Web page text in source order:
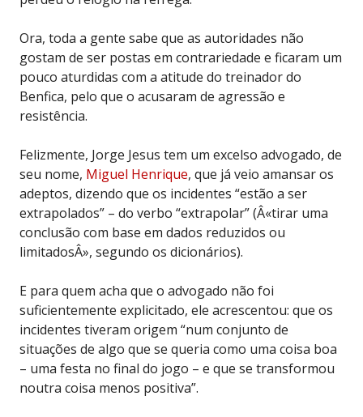
Ora, toda a gente sabe que as autoridades não
gostam de ser postas em contrariedade e ficaram um
pouco aturdidas com a atitude do treinador do
Benfica, pelo que o acusaram de agressão e
resistência.
Felizmente, Jorge Jesus tem um excelso advogado, de
seu nome, Miguel Henrique, que já veio amansar os
adeptos, dizendo que os incidentes “estão a ser
extrapolados” – do verbo “extrapolar” (Â«tirar uma
conclusão com base em dados reduzidos ou
limitadosÂ», segundo os dicionários).
E para quem acha que o advogado não foi
suficientemente explicitado, ele acrescentou: que os
incidentes tiveram origem “num conjunto de
situações de algo que se queria como uma coisa boa
– uma festa no final do jogo – e que se transformou
noutra coisa menos positiva”.